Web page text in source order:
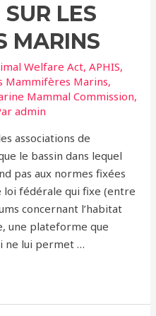
LES
MARINS
Welfare Act,APHIS,
Mammifères Marins,
Mammal Commission,
admin
associations de
le bassin dans lequel
pas aux normes fixées
loi fédérale qui fixe (entre
concernant l’habitat
une plateforme que
ne lui permet …